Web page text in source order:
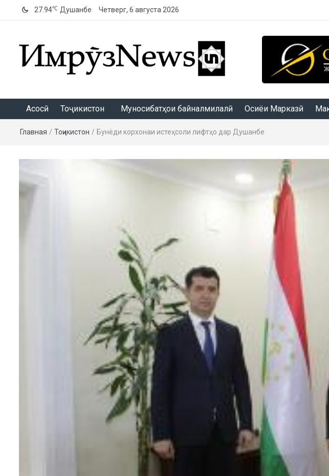
27.94℃ Душанбе Четверг, 6 августа 2026
Асосӣ Тоҷикистон Муносибатҳои байналмилалӣ Осиёи Марказӣ
Главная / Тоҷикистон / Бунёди корхонаи истеҳсоли лифтҳо дар Душанбе